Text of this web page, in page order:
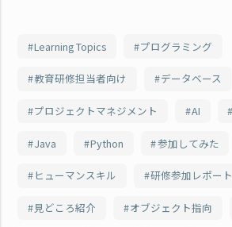
Learning Topics プログラミング
教育研修担当者向け データベース
プロジェクトマネジメント AI
Java Python 参加してみた
ヒューマンスキル 研修参加レポート
見どころ紹介 オブジェクト指向